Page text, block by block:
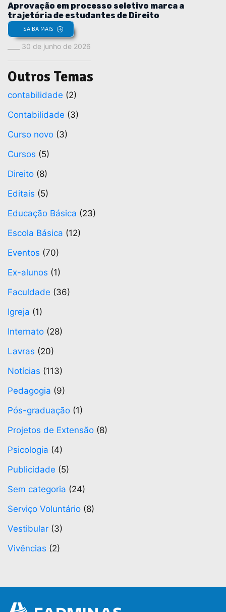
Aprovação em processo seletivo marca a
trajetória de estudantes de Direito
SAIBA MAIS
30 de junho de 2026
Outros Temas
contabilidade (2)
Contabilidade (3)
Curso novo (3)
Cursos (5)
Direito (8)
Editais (5)
Educação Básica (23)
Escola Básica (12)
Eventos (70)
Ex-alunos (1)
Faculdade (36)
Igreja (1)
Internato (28)
Lavras (20)
Notícias (113)
Pedagogia (9)
Pós-graduação (1)
Projetos de Extensão (8)
Psicologia (4)
Publicidade (5)
Sem categoria (24)
Serviço Voluntário (8)
Vestibular (3)
Vivências (2)